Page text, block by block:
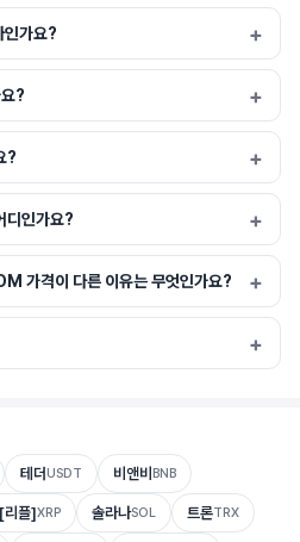
가요?
?
?
디인가요?
가격이 다른 이유는 무엇인가요?
테더USDT 비앤비 BNB
리플]XRP 솔라나SOL 트론TRX